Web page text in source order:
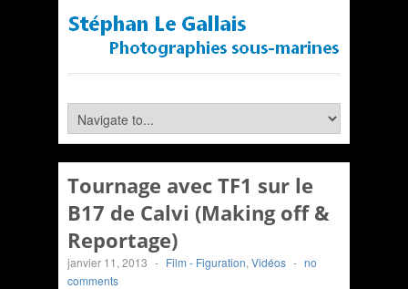
Tournage avec TF1 sur le
B17 de Calvi (Making off &
Reportage)
janvier 11, 2013 - Film - Figuration, Vidéos - no
comments